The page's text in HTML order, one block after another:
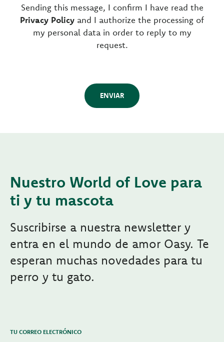
Sending this message, I confirm I have read the
Privacy Policy and I authorize the processing of
my personal data in order to reply to my
request.
ENVIAR
Nuestro World of Love para
ti y tu mascota
Suscribirse a nuestra newsletter y
entra en el mundo de amor Oasy. Te
esperan muchas novedades para tu
perro y tu gato.
TU CORREO ELECTRÓNICO